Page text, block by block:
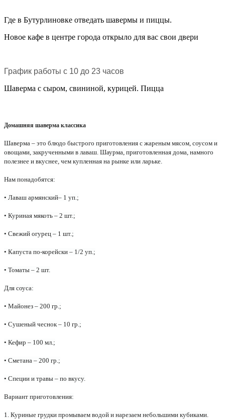
Где в Бутурлиновке отведать шавермы и пиццы.
Новое кафе в центре города открыло для вас свои двери
График работы с 10 до 23 часов
Шаверма с сыром, свининой, курицей. Пицца
Домашняя шаверма классика
Шаверма – это блюдо быстрого приготовления с жареным мясом, соусом и
овощами, закрученными в лаваш. Шаурма, приготовленная дома, намного
полезнее и вкуснее, чем купленная на рынке или ларьке.
Нам понадобятся:
• Лаваш армянский– 1 уп.;
• Куриная мякоть – 2 шт.;
• Свежий огурец – 1 шт.;
• Капуста по-корейски – 1/2 уп.;
• Томаты – 2 шт.
Для соуса:
• Майонез – 200 гр.;
• Сушеный чеснок – 10 гр.;
• Кефир – 100 мл.;
• Сметана – 200 гр.;
• Специи и травы – по вкусу.
Вариант приготовления:
1. Куриные грудки промываем водой и нарезаем небольшими кубиками.